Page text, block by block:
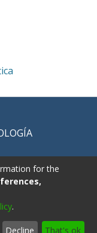
for the
.
Decline That's ok